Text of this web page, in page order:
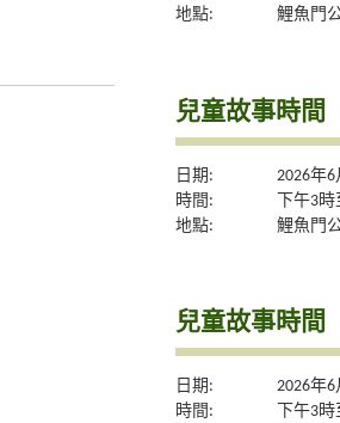
地點:
鯉魚門
兒童故事時間
日期:
2026年
時間:
下午3
地點:
鯉魚門
兒童故事時間
日期:
2026年
時間:
下午3